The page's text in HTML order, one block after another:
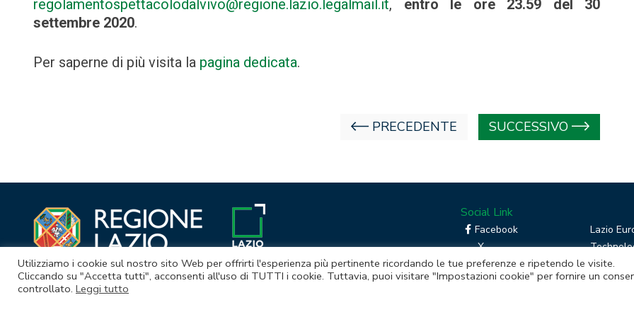
regolamentospettacolodalvivo@regione.lazio.legalmail.it, entro le ore 23.59 del 30
settembre 2020.
Per saperne di più visita la pagina dedicata.
PRECEDENTE SUCCESSIVO
Social Link
Facebook
X
Linkedin
RSS
Lazio
Boost
Utilizziamo i cookie sul nostro sito Web per offrirti l'esperienza più pertinente ricordando le tue preferenze e ripetendo le visite.
Cliccando su "Accetta tutti", acconsenti all'uso di TUTTI i cookie. Tuttavia, puoi visitare "Impostazioni cookie" per fornire un
controllato. Leggi tutto